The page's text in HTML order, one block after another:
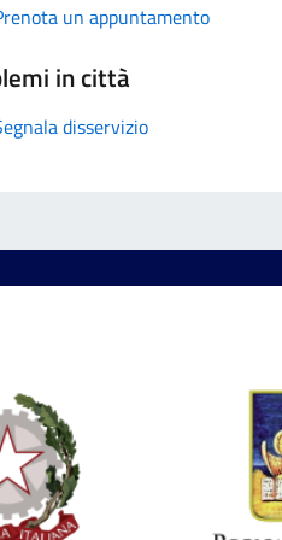
un appuntamento
in città
disservizio